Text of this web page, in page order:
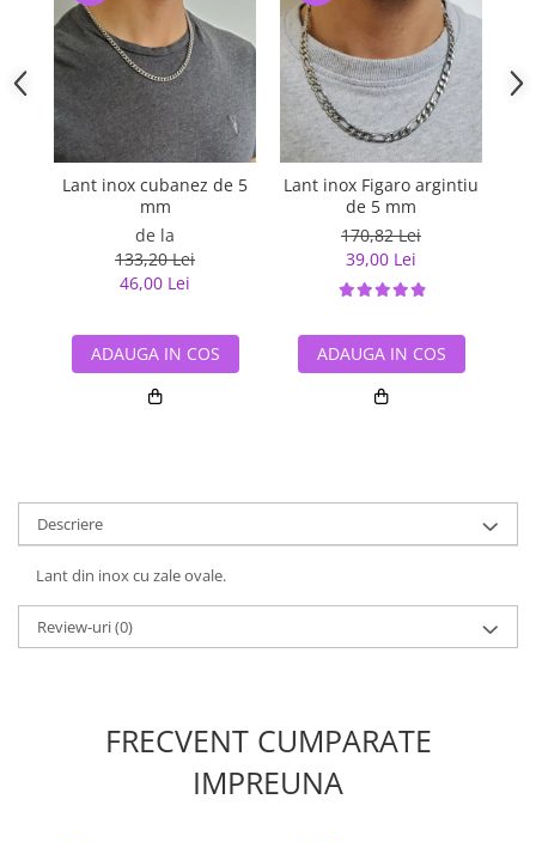
Lant inox cubanez de 5
mm
de la
133,20 Lei
46,00 Lei
ADAUGA IN COS
Lant inox Figaro argintiu
de 5 mm
170,82 Lei
39,00 Lei
ADAUGA IN COS
Descriere
Lant din inox cu zale ovale.
Review-uri(0)
FRECVENT CUMPARATE
IMPREUNA